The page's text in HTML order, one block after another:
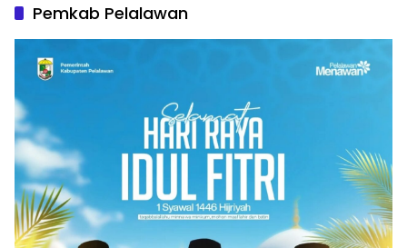
Pemkab Pelalawan